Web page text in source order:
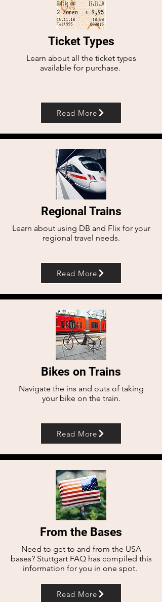
Ticket Types
Learn about all the ticket types
available for purchase.
Read More
Regional Trains
Learn about using DB and Flix for your
regional travel needs.
Read More
Bikes on Trains
Navigate the ins and outs of taking
your bike on the train.
Read More
From the Bases
Need to get to and from the USA
bases? Stuttgart FAQ has compiled this
information for you in one spot.
Read More